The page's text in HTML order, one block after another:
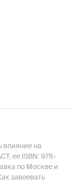
влияние на
ее ISBN: 978-
по Москве и
завоевать